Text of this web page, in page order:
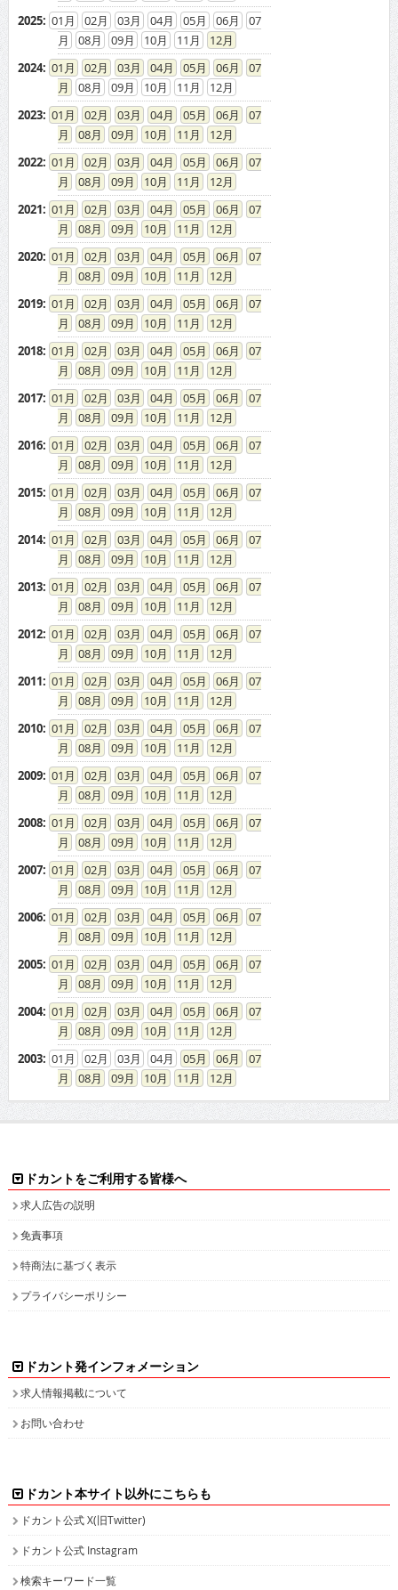
2025: 01 02 03 04 05 06
07
08
09 10 11
12
2024: 01 02 03 04 05 06
07
08
09 10 11
12
2023: 01 02 03 04 05 06
07
08
09 10 11
12
2022: 01 02 03 04 05 06
07
08
09 10 11
12
2021: 01 02 03 04 05 06
07
08
09 10 11
12
2020: 01 02 03 04 05 06
07
08
09 10 11
12
2019: 01 02 03 04 05 06
07
08
09 10 11
12
2018: 01 02 03 04 05 06
07
08
09 10 11
12
2017: 01 02 03 04 05 06
07
08
09 10 11
12
2016: 01 02 03 04 05 06
07
08
09 10 11
12
2015: 01 02 03 04 05 06
07
08
09 10 11
12
2014: 01 02 03 04 05 06
07
08
09 10 11
12
2013: 01 02 03 04 05 06
07
08
09 10 11
12
2012: 01 02 03 04 05 06
07
08
09 10 11
12
2011: 01 02 03 04 05 06
07
08
09 10 11
12
2010: 01 02 03 04 05 06
07
08
09 10 11
12
2009: 01 02 03 04 05 06
07
08
09 10 11
12
2008: 01 02 03 04 05 06
07
08
09 10 11
12
2007: 01 02 03 04 05 06
07
08
09 10 11
12
2006: 01 02 03 04 05 06
07
08
09 10 11
12
2005: 01 02 03 04 05 06
07
08
09 10 11
12
2004: 01 02 03 04 05 06
07
08
09 10 11
12
2003: 01 02 03 04 05 06
07
08
09 10 11 12
ドカントをご利用する皆様へ
求人広告の説明
免責事項
特商法に基づく表示
プライバシーポリシー
ドカント発インフォメーション
求人情報掲載について
お問い合わせ
ドカント本サイト以外にこちらも
ドカント公式 X(旧Twitter)
ドカント公式 Instagram
検索キーワード一覧